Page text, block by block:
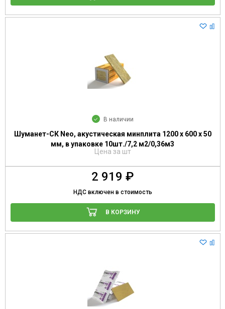
В наличии
Шуманет-СК Neo, акустическая минплита 1200 х 600 х 50
мм, в упаковке 10шт./7,2 м2/0,36м3
Цена за шт
2 919 ₽
НДС включен в стоимость
В КОРЗИНУ